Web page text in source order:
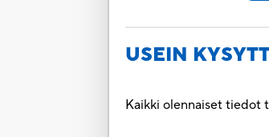
USEIN
Kaikki olennaiset tiedot